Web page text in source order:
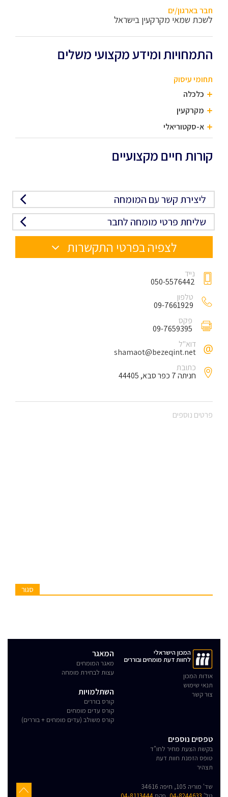
חבר בארגון/ים
לשכת שמאי מקרקעין בישראל
התמחויות ומידע מקצועי משלים
תחומי עיסוק
כלכלה
מקרקעין
א-סקטוריאלי
קורות חיים מקצועיים
ליצירת קשר עם המומחה
שליחת פרטי מומחה לחבר
לצפיה בפרטי התקשרות
נייד
050-5576442
טלפון
09-7661929
פקס
09-7659395
דוא"ל
shamaot@bezeqint.net
כתובת
חניתה 7 כפר סבא, 44405
פרטים נוספים
סגור
המכון הישראלי
לחוות דעת מומחים ובוררים
אודות המכון
תנאי שימוש
צור קשר
המאגר
מאגר המומחים
עצות לבחירת מומחה
השתלמויות
קורס בוררים
קורס עדים מומחים
קורס משולב (עדים מומחים + בוררים)
טפסים נוספים
בקשת הצעת מחיר לחו"ד
טופס הזמנת חוות דעת
תצהיר
שד' מוריה 105, חיפה 34616